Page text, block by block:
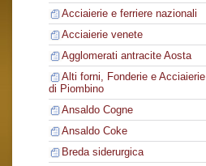
Acciaierie e ferriere nazionali
Acciaierie venete
Agglomerati antracite Aosta
Alti forni, Fonderie e Acciaierie
di Piombino
Ansaldo Cogne
Ansaldo Coke
Breda siderurgica